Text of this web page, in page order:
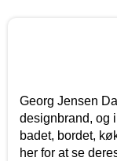
Georg Jensen
designbrand, og
badet, bordet,
her for at se